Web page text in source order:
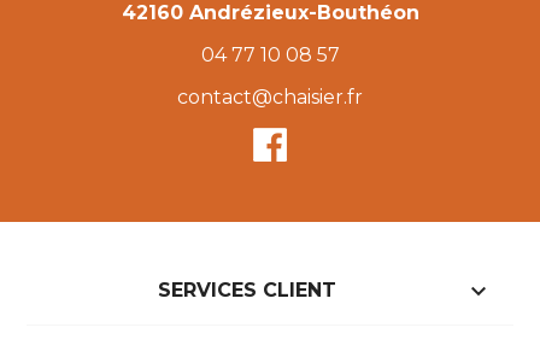
42160 Andrézieux-Bouthéon
04 77 10 08 57
contact@chaisier.fr
SERVICES CLIENT 